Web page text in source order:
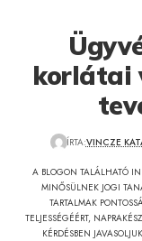
korlátai
ÍRTA:VINCZE
A BLOGON TALÁLHATÓ
MINŐSÜLNEK JOGI
TARTALMAK
TELJESSÉGÉÉRT,
KÉRDÉSBEN